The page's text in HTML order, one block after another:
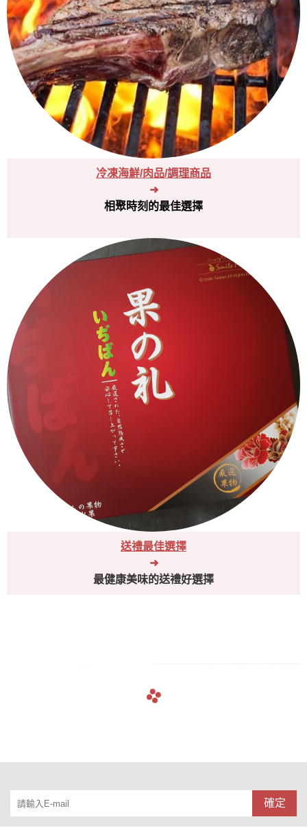
冷凍海鮮/肉品/調理商品
➜
相聚時刻的最佳選擇
送禮最佳選擇
➜
最健康美味的送禮好選擇
確定